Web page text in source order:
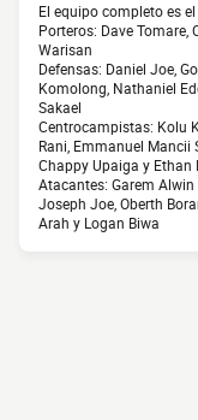
El equipo completo es
Porteros: Dave Tomare,
Warisan
Defensas: Daniel Joe,
Komolong, Nathaniel
Sakael
Centrocampistas: Kolu
Rani, Emmanuel Mancii
Chappy Upaiga y Ethan
Atacantes: Garem
Joseph Joe, Oberth
Arah y Logan Biwa